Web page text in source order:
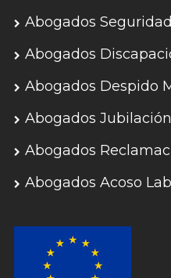
Abogados
Abogados
Abogados Despido
Abogados
Abogados
Abogados Acoso